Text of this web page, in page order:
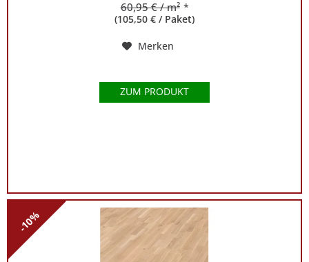
60,95 € / m² *
(105,50 € / Paket)
Merken
ZUM PRODUKT
-10%